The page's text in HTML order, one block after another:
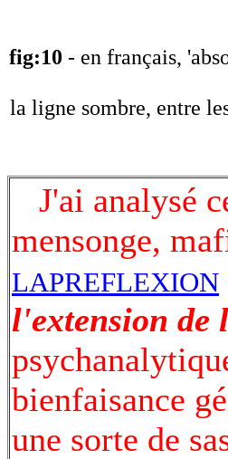
fig:10 - en français,
la ligne sombre, entre
J'ai analysé
mensonge,
LAPREFLEXION
l'extension de
bienfaisance
une sorte de